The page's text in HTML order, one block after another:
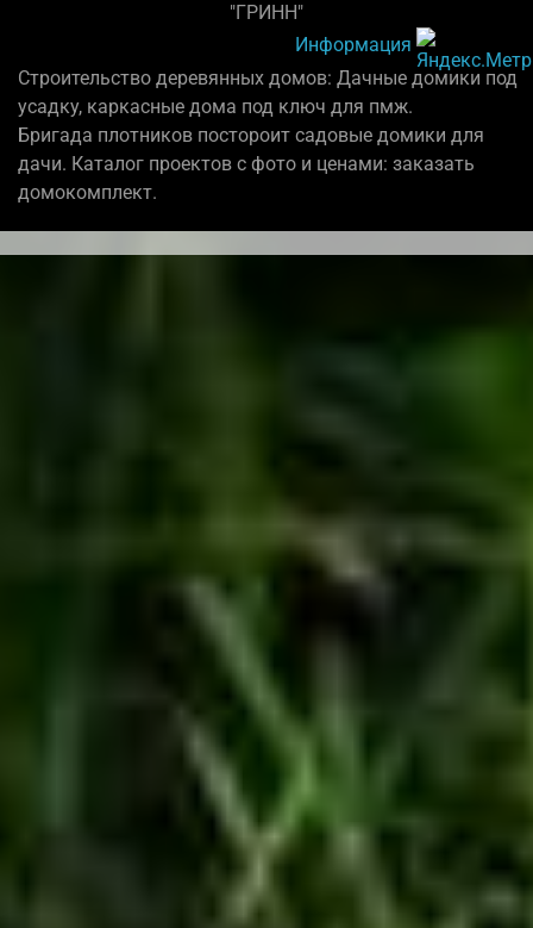
"ГРИНН"
Информация
Строительство деревянных домов: Дачные домики под
усадку, каркасные дома под ключ для пмж.
Бригада плотников постороит садовые домики для
дачи. Каталог проектов с фото и ценами: заказать
домокомплект.